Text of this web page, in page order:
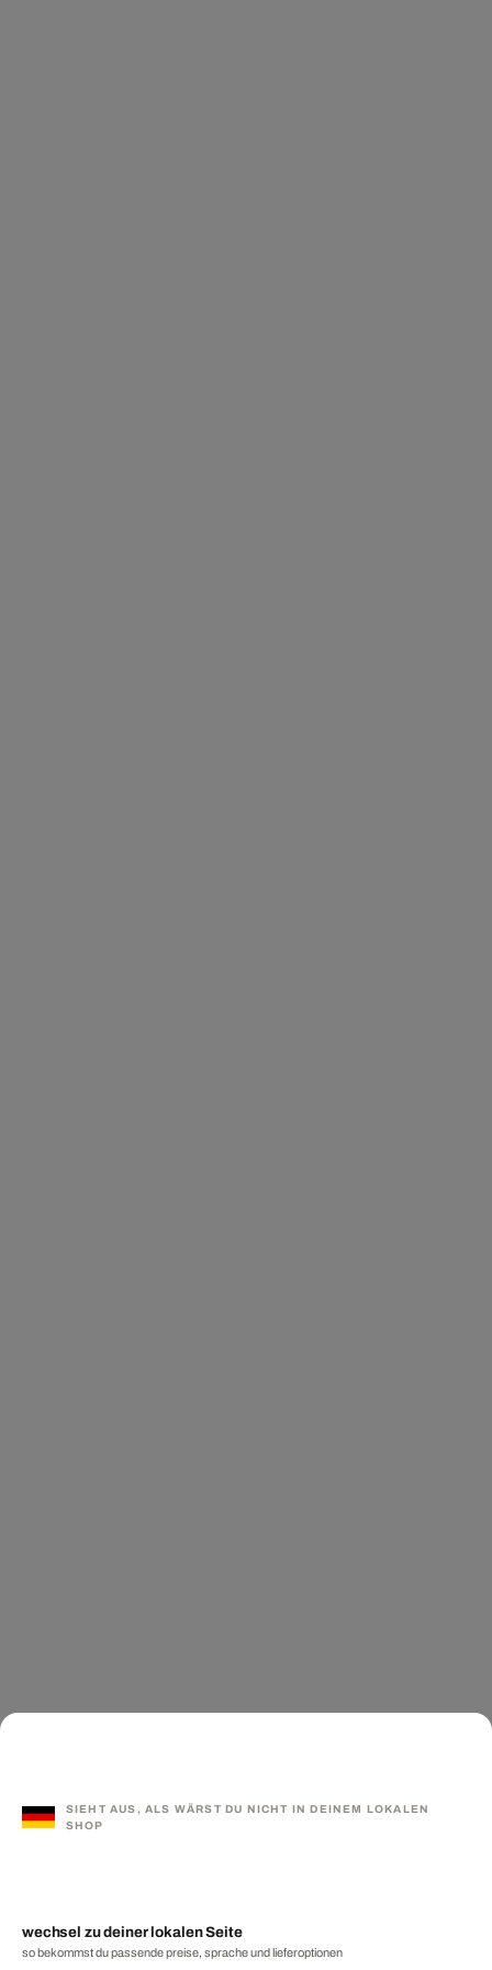
SIEHT AUS, ALS WÄRST DU NICHT IN DEINEM LOKALEN
SHOP
wechsel zu deiner lokalen Seite
so bekommst du passende preise, sprache und lieferoptionen